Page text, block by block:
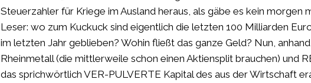
Steuerzahler für Kriege im Ausland heraus, als gäbe es kein morgen
Leser: wo zum Kuckuck sind eigentlich die letzten 100 Milliarden
im letzten Jahr geblieben? Wohin fließt das ganze Geld? Nun,
Rheinmetall (die mittlerweile schon einen Aktiensplit brauchen) und
das sprichwörtlich VER-PULVERTE Kapital des aus der Wirtschaft